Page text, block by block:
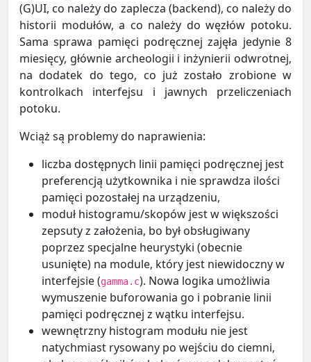
(G)UI, co należy do zaplecza (backend), co należy do
historii modułów, a co należy do węzłów potoku.
Sama sprawa pamięci podręcznej zajęła jedynie 8
miesięcy, głównie archeologii i inżynierii odwrotnej,
na dodatek do tego, co już zostało zrobione w
kontrolkach interfejsu i jawnych przeliczeniach
potoku.
Wciąż są problemy do naprawienia:
liczba dostępnych linii pamięci podręcznej jest
preferencją użytkownika i nie sprawdza ilości
pamięci pozostałej na urządzeniu,
moduł histogramu/skopów jest w większości
zepsuty z założenia, bo był obsługiwany
poprzez specjalne heurystyki (obecnie
usunięte) na module, który jest niewidoczny w
interfejsie (gamma.c). Nowa logika umożliwia
wymuszenie buforowania go i pobranie linii
pamięci podręcznej z wątku interfejsu.
wewnętrzny histogram modułu nie jest
natychmiast rysowany po wejściu do ciemni,